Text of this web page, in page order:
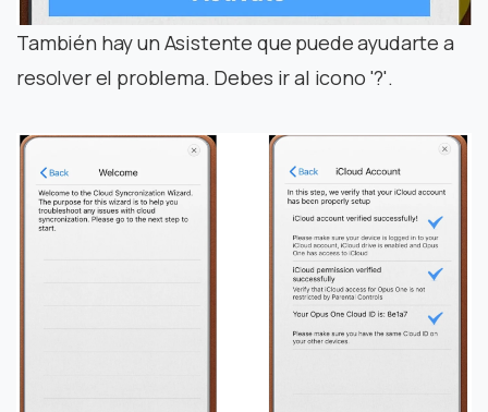
También hay un Asistente que puede ayudarte a
resolver el problema. Debes ir al icono '?'.